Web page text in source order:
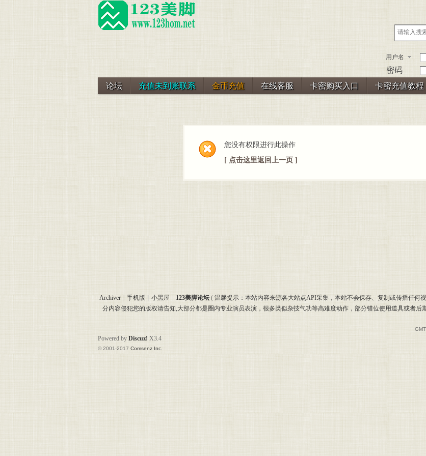
用户名
密码
论坛 充值未到账联系 金币充值 在线客服 卡密购买入口 卡密充值教程
您没有权限进行此操作
[ 点击这里返回上一页 ]
Archiver 手机版 小黑屋 123美脚论坛 ( 温馨提示：本站内容来源各大站点API采集，本站不会保存、复制或传播任何
分内容侵犯您的版权请告知,大部分都是圈内专业演员表演，很多类似杂技气功等高难度动作，部分错位使用道具或者
Powered by Discuz! X3.4
© 2001-2017 Comsenz Inc.